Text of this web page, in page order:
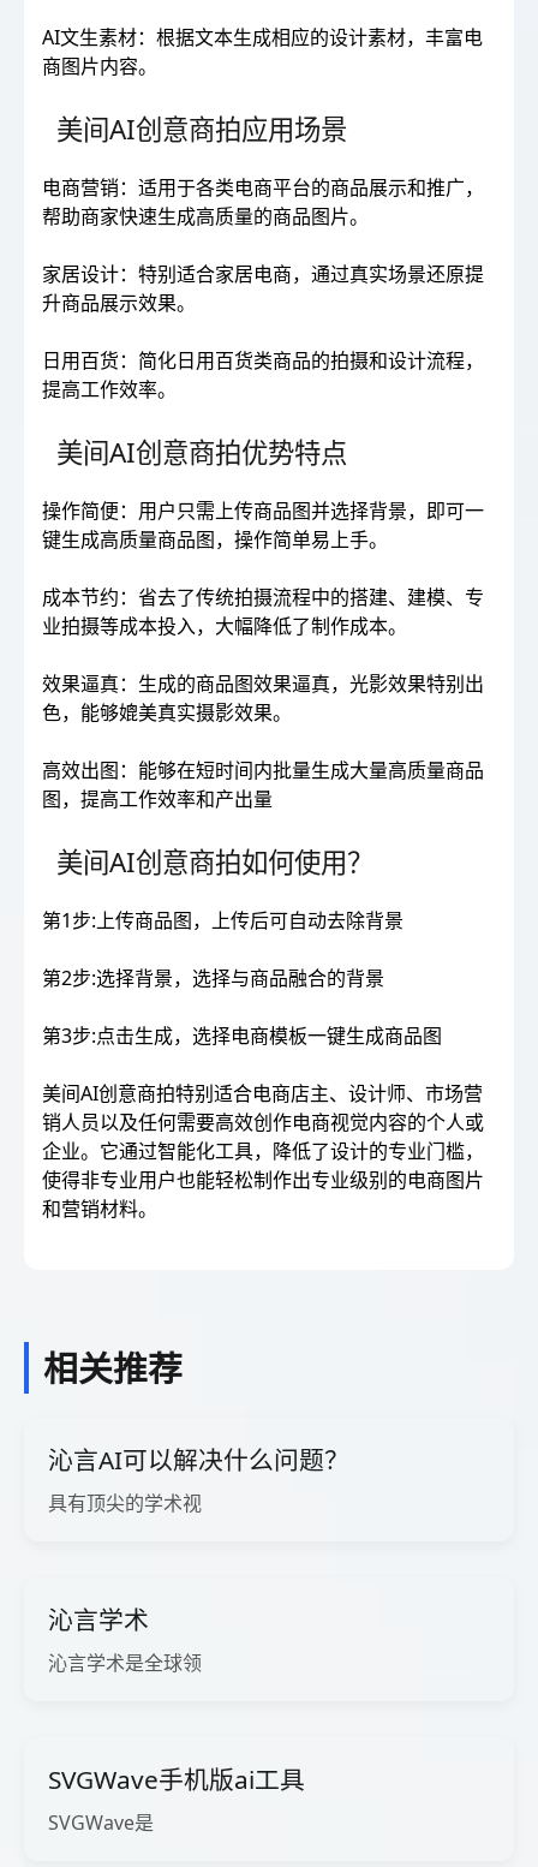
AI文生素材：根据文本生成相应的设计素材，丰富电
商图片内容。
美间AI创意商拍应用场景
电商营销：适用于各类电商平台的商品展示和推广，
帮助商家快速生成高质量的商品图片。
家居设计：特别适合家居电商，通过真实场景还原提
升商品展示效果。
日用百货：简化日用百货类商品的拍摄和设计流程，
提高工作效率。
美间AI创意商拍优势特点
操作简便：用户只需上传商品图并选择背景，即可一
键生成高质量商品图，操作简单易上手。
成本节约：省去了传统拍摄流程中的搭建、建模、专
业拍摄等成本投入，大幅降低了制作成本。
效果逼真：生成的商品图效果逼真，光影效果特别出
色，能够媲美真实摄影效果。
高效出图：能够在短时间内批量生成大量高质量商品
图，提高工作效率和产出量
美间AI创意商拍如何使用？
第1步:上传商品图，上传后可自动去除背景
第2步:选择背景，选择与商品融合的背景
第3步:点击生成，选择电商模板一键生成商品图
美间AI创意商拍特别适合电商店主、设计师、市场营
销人员以及任何需要高效创作电商视觉内容的个人或
企业。它通过智能化工具，降低了设计的专业门槛，
使得非专业用户也能轻松制作出专业级别的电商图片
和营销材料。
相关推荐
沁言AI可以解决什么问题？
具有顶尖的学术视
沁言学术
沁言学术是全球领
SVGWave手机版ai工具
SVGWave是